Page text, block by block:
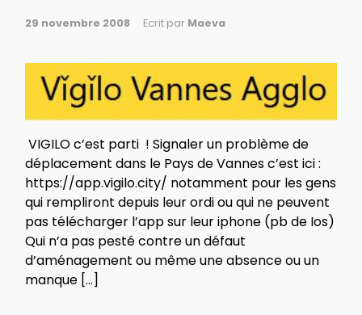
29 novembre 2008 Ecrit par Maeva
VIGILO c’est parti ! Signaler un problème de
déplacement dans le Pays de Vannes c’est ici :
https://app.vigilo.city/ notamment pour les gens
qui rempliront depuis leur ordi ou qui ne peuvent
pas télécharger l’app sur leur iphone (pb de Ios)
Qui n’a pas pesté contre un défaut
d’aménagement ou même une absence ou un
manque […]